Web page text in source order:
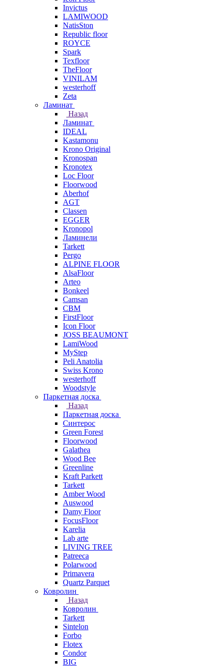
Invictus
LAMIWOOD
NatisSton
Republic floor
ROYCE
Spark
Texfloor
TheFloor
VINILAM
westerhoff
Zeta
Ламинат
Назад
Ламинат
IDEAL
Kastamonu
Krono Original
Kronospan
Kronotex
Loc Floor
Floorwood
Aberhof
AGT
Classen
EGGER
Kronopol
Ламинели
Tarkett
Pergo
ALPINE FLOOR
AlsaFloor
Arteo
Bonkeel
Camsan
CBM
FirstFloor
Icon Floor
JOSS BEAUMONT
LamiWood
MyStep
Peli Anatolia
Swiss Krono
westerhoff
Woodstyle
Паркетная доска
Назад
Паркетная доска
Синтерос
Green Forest
Floorwood
Galathea
Wood Bee
Greenline
Kraft Parkett
Tarkett
Amber Wood
Auswood
Damy Floor
FocusFloor
Karelia
Lab arte
LIVING TREE
Patreeca
Polarwood
Primavera
Quartz Parquet
Ковролин
Назад
Ковролин
Tarkett
Sintelon
Forbo
Flotex
Condor
BIG